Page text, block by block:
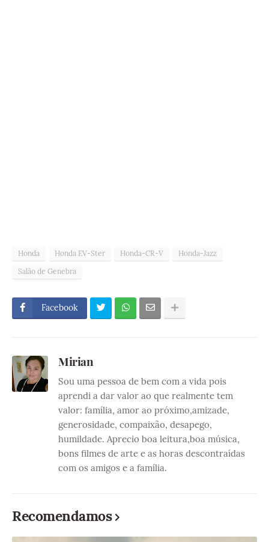
Honda Honda EV-Ster Honda-CR-V
Honda-Jazz
Salão de Genebra
Facebook
Mirian
Sou uma pessoa de bem com a vida pois
aprendi a dar valor ao que realmente tem
valor: família, amor ao próximo,amizade,
generosidade, compaixão, desapego,
humildade. Aprecio boa leitura,boa música,
bons filmes de arte e as horas descontraídas
com os amigos e a família.
Recomendamos